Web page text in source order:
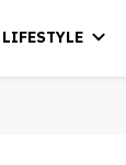
LIFESTYLE